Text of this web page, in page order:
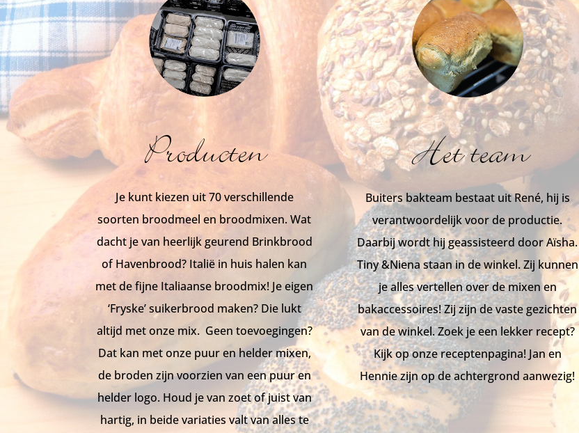
Producten
Je kunt kiezen uit 70 verschillende
soorten broodmeel en broodmixen. Wat
dacht je van heerlijk geurend Brinkbrood
of Havenbrood? Italië in huis halen kan
met de fijne Italiaanse broodmix! Je eigen
‘Fryske’ suikerbrood maken? Die lukt
altijd met onze mix. Geen toevoegingen?
Dat kan met onze puur en helder mixen,
de broden zijn voorzien van een puur en
helder logo. Houd je van zoet of juist van
hartig, in beide variaties valt van alles te
Het team
Buiters bakteam bestaat uit René, hij is
verantwoordelijk voor de productie.
Daarbij wordt hij geassisteerd door Aïsha.
Tiny &Niena staan in de winkel.Zij kunnen
je alles vertellen over de mixen en
bakaccessoires! Zij zijn de vaste gezichten
van de winkel. Zoek je een lekker recept?
Kijk op onze receptenpagina! Jan en
Hennie zijn op de achtergrond aanwezig!